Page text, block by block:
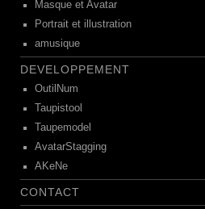
Masque et Avatar
Portrait et illustration
amusique
DEVELOPPEMENT
OutilNum
Taupistool
Taupemodel
AvatarStagging
AKeNe
CONTACT